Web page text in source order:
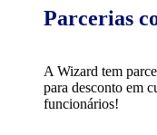
Parcerias
A Wizard tem
para desconto em
funcionários!